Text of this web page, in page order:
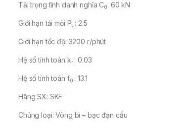
Tải trọng tĩnh danh nghĩa C0: 60 kN
Giới hạn tải mỏi Pu: 2.5
Giới hạn tốc độ: 3200 r/phút
Hệ số tính toán kr : 0.03
Hệ số tính toán f0 : 13.1
Hãng SX: SKF
Chủng loại: Vòng bi – bạc đạn cầu